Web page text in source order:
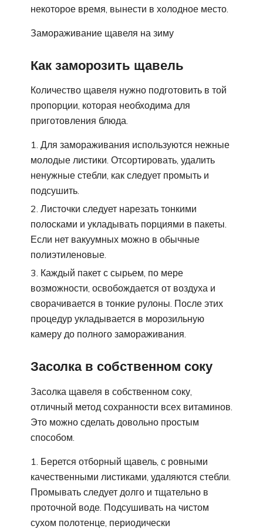
некоторое время, вынести в холодное место.
Замораживание щавеля на зиму
Как заморозить щавель
Количество щавеля нужно подготовить в той
пропорции, которая необходима для
приготовления блюда.
Для замораживания используются нежные
молодые листики. Отсортировать, удалить
ненужные стебли, как следует промыть и
подсушить.
Листочки следует нарезать тонкими
полосками и укладывать порциями в пакеты.
Если нет вакуумных можно в обычные
полиэтиленовые.
Каждый пакет с сырьем, по мере
возможности, освобождается от воздуха и
сворачивается в тонкие рулоны. После этих
процедур укладывается в морозильную
камеру до полного замораживания.
Засолка в собственном соку
Засолка щавеля в собственном соку,
отличный метод сохранности всех витаминов.
Это можно сделать довольно простым
способом.
Берется отборный щавель, с ровными
качественными листиками, удаляются стебли.
Промывать следует долго и тщательно в
проточной воде. Подсушивать на чистом
сухом полотенце, периодически